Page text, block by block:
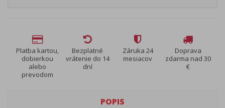
Platba kartou,
dobierkou
alebo
prevodom
Bezplatné
vrátenie do 14
dní
Záruka 24
mesiacov
Doprava
zdarma nad 30
€
POPIS